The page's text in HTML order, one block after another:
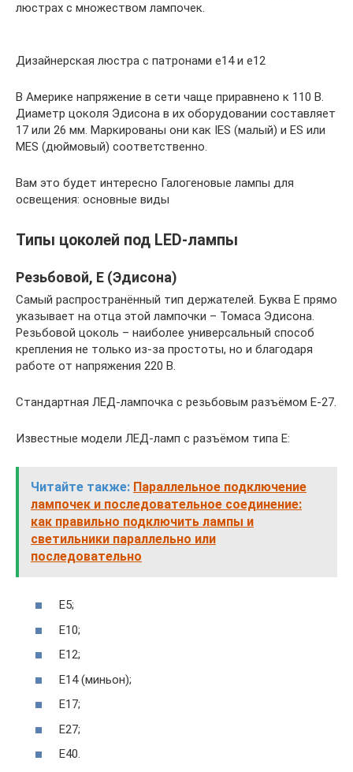
люстрах с множеством лампочек.
Дизайнерская люстра с патронами е14 и е12
В Америке напряжение в сети чаще приравнено к 110 В.
Диаметр цоколя Эдисона в их оборудовании составляет
17 или 26 мм. Маркированы они как IES (малый) и ES или
MES (дюймовый) соответственно.
Вам это будет интересно Галогеновые лампы для
освещения: основные виды
Типы цоколей под LED-лампы
Резьбовой, Е (Эдисона)
Самый распространённый тип держателей. Буква Е прямо
указывает на отца этой лампочки – Томаса Эдисона.
Резьбовой цоколь – наиболее универсальный способ
крепления не только из-за простоты, но и благодаря
работе от напряжения 220 В.
Стандартная ЛЕД-лампочка с резьбовым разъёмом Е-27.
Известные модели ЛЕД-ламп с разъёмом типа Е:
Читайте также: Параллельное подключение
лампочек и последовательное соединение:
как правильно подключить лампы и
светильники параллельно или
последовательно
Е5;
Е10;
Е12;
Е14 (миньон);
Е17;
Е27;
Е40.